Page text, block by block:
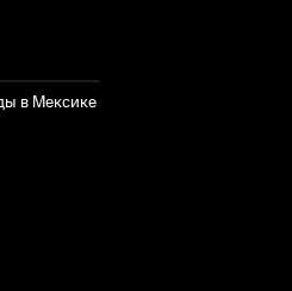
в Мексике